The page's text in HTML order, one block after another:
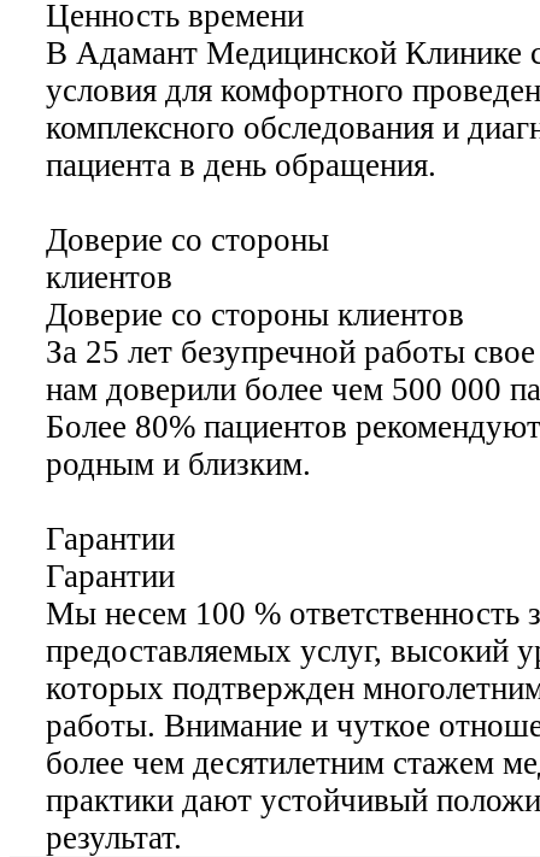
Ценность времени
В Адамант Медицинской Клинике
условия для комфортного
комплексного обследования и
пациента в день обращения.
Доверие со стороны
клиентов
Доверие со стороны клиентов
За 25 лет безупречной работы
нам доверили более чем 500 000
Более 80% пациентов
родным и близким.
Гарантии
Гарантии
Мы несем 100 % ответственность
предоставляемых услуг, высокий
которых подтвержден
работы. Внимание и чуткое
более чем десятилетним стажем
практики дают устойчивый
результат.